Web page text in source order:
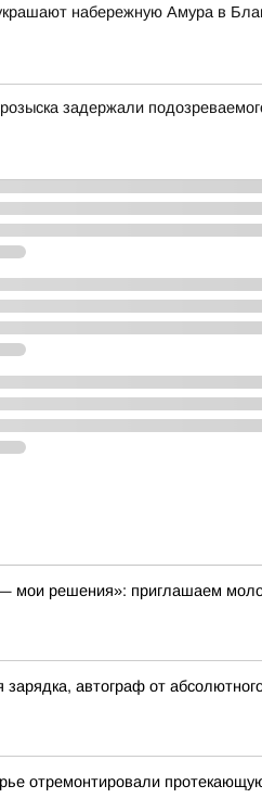
набережную Амура в
задержали
— мои решения»: приглашаем
автограф от
отремонтировали